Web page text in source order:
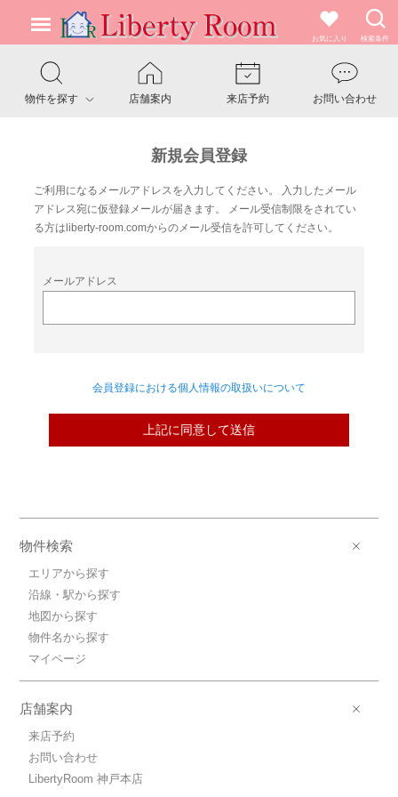
お気に入り 検索条件
物件を探す 店舗案内 来店予約 お問い合わせ
新規会員登録
ご利用になるメールアドレスを入力してください。
入力したメール
アドレス宛に仮登録メールが届きます。
メール受信制限をされてい
る方は liberty-room.comからのメール受信を許可してください。
メールアドレス
会員登録における個人情報の取扱いについて
上記に同意して送信
物件検索
エリアから探す
沿線・駅から探す
地図から探す
物件名から探す
マイページ
店舗案内
来店予約
お問い合わせ
LibertyRoom 神戸本店